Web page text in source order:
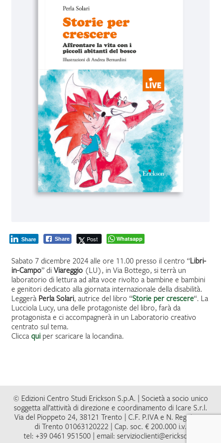
IL MIO PROFILO
Share Post
Share Whatsapp
Sabato 7 dicembre 2024 alle ore 11.00 presso il centro “Libri-
in-Campo” di Viareggio (LU), in Via Bottego, si terrà un
laboratorio di lettura ad alta voce rivolto a bambine e bambini
e genitori dedicato alla giornata internazionale della disabilità.
Leggerà Perla Solari, autrice del libro “Storie per crescere“. La
Lucciola Lucy, una delle protagoniste del libro, farà da
protagonista e ci accompagnerà in un Laboratorio creativo
centrato sul tema.
Clicca qui per scaricare la locandina.
© Edizioni Centro Studi Erickson S.p.A. | Società a socio unico
soggetta all’attività di direzione e coordinamento di Icare S.r.l.
Via del Pioppeto 24, 38121 Trento | C.F. P.IVA e N. Reg. Impr.
di Trento 01063120222 | Cap. soc. € 200.000 i.v.
tel: +39 0461 951500 | email: servizioclienti@erickson.it